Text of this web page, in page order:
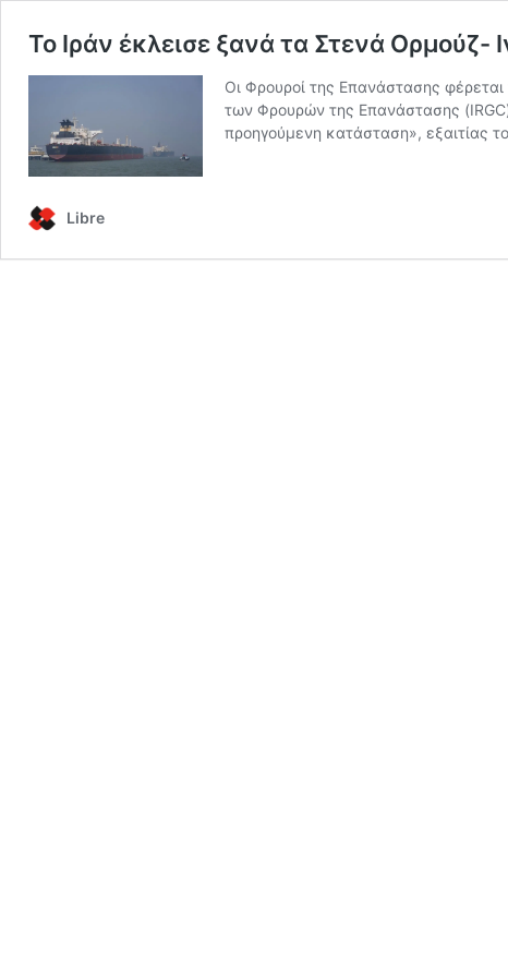
Το Ιράν έκλεισε ξανά τα Στενά
Οι Φρουροί της Επανάστασης φέρεται
των Φρουρών της Επανάστασης
προηγούμενη κατάσταση», εξαιτίας
Libre